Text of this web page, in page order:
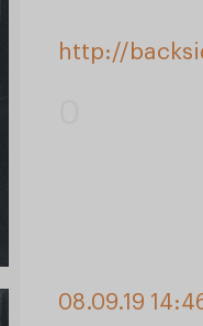
http://
08.09.19